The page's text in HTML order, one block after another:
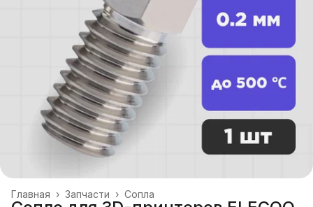
Сопла
Запчасти ›
Главная ›